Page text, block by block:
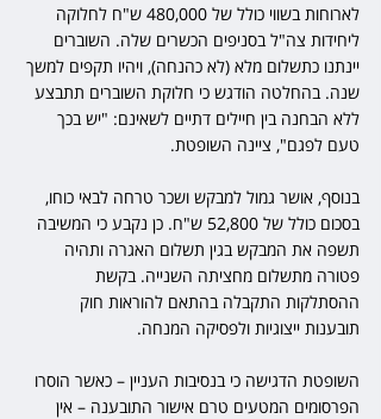
לארוחות בשווי כולל של 480,000 ש"ח לחלוקה
ליחידות צה"ל בסניפים הכשרים שלה. השוברים
יינתנו כתשלום מלא (לא כהנחה), ויהיו תקפים למשך
שנה. בהחלטה הודגש כי חלוקת השוברים תתבצע
ללא הבחנה בין חיילים דתיים לשאינם: "יש בכך
טעם לפגם", ציינה השופטת.
בנוסף, אושר גמול למבקש ושכר טרחה לבאי כוחו,
בסכום כולל של 52,800 ש"ח. כן נקבע כי המשיבה
תשפה את המבקש בגין תשלום האגרה ותהיה
פטורה מתשלום מחציתה השנייה. בקשת
ההסתלקות התקבלה בהתאם להוראות חוק
תובענות ייצוגיות ולפסיקה המנחה.
השופטת הדגישה כי בנסיבות העניין – כאשר הוסרו
הפרסומים המטעים טרם אישור התובענה – אין